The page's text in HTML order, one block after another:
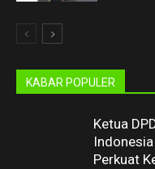
KABAR POPULER
Ketua
Perkuat